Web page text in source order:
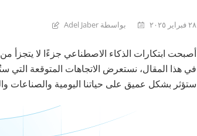
٢٨ فبراير ٢٠٢٥ بواسطة Adel Jaber
أصبحت ابتكارات الذكاء الاصطناعي جزءًا لا يتجزأ
ستؤثر بشكل عميق على حياتنا اليومية والصناعات